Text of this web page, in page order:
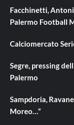
Facchinetti,
Palermo Football
Calciomercato
Segre, pressing
Palermo
Sampdoria,
Moreo…”